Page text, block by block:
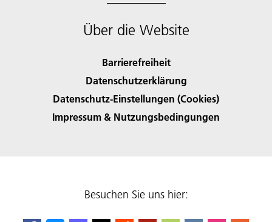
Über die Website
Barrierefreiheit
Datenschutzerklärung
Datenschutz-Einstellungen (Cookies)
Impressum & Nutzungsbedingungen
Besuchen Sie uns hier: